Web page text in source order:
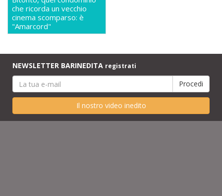
che ricorda un vecchio
cinema scomparso: è
"Amarcord"
NEWSLETTER BARINEDITA registrati
Il nostro video inedito